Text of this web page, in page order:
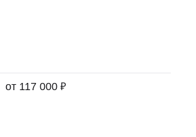
от 117 000 ₽